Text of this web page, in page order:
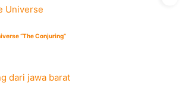
“The Conjuring”